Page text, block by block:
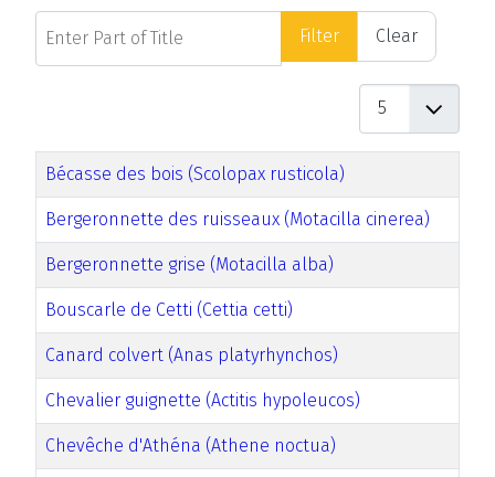
Filter Clear
Bécasse des bois (Scolopax rusticola)
Bergeronnette des ruisseaux (Motacilla cinerea)
Bergeronnette grise (Motacilla alba)
Bouscarle de Cetti (Cettia cetti)
Canard colvert (Anas platyrhynchos)
Chevalier guignette (Actitis hypoleucos)
Chevêche d'Athéna (Athene noctua)